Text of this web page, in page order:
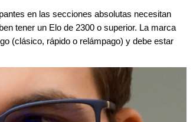
en las secciones absolutas necesitan
tener un Elo de 2300 o superior. La marca
(clásico, rápido o relámpago) y debe estar